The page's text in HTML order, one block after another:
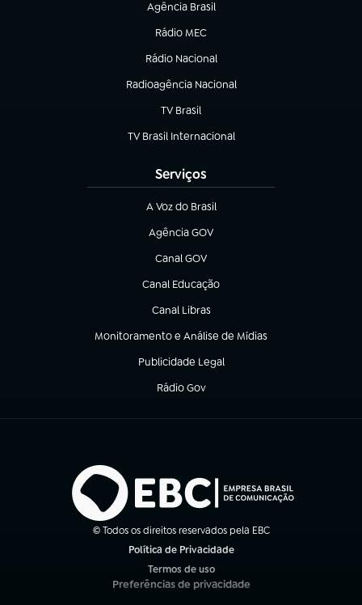
Agência Brasil
(abre em nova aba)
Rádio MEC
(abre em nova aba)
Rádio Nacional
Radioagência Nacional
(abre em nova aba)
TV Brasil
(abre em nova aba)
TV Brasil Internacional
(abre em nova aba)
Serviços
A Voz do Brasil
(abre em nova aba)
Agência GOV
(abre em nova aba)
Canal GOV
(abre em nova aba)
Canal Educação
(abre em nova aba)
Canal Libras
(abre em nova aba)
Monitoramento e Análise de Mídias
(abre em nova aba)
Publicidade Legal
(abre em nova aba)
Rádio Gov
(abre em nova aba)
© Todos os direitos reservados pela EBC
Política de Privacidade
Termos de uso
(abre em nova aba)
Preferências de privacidade